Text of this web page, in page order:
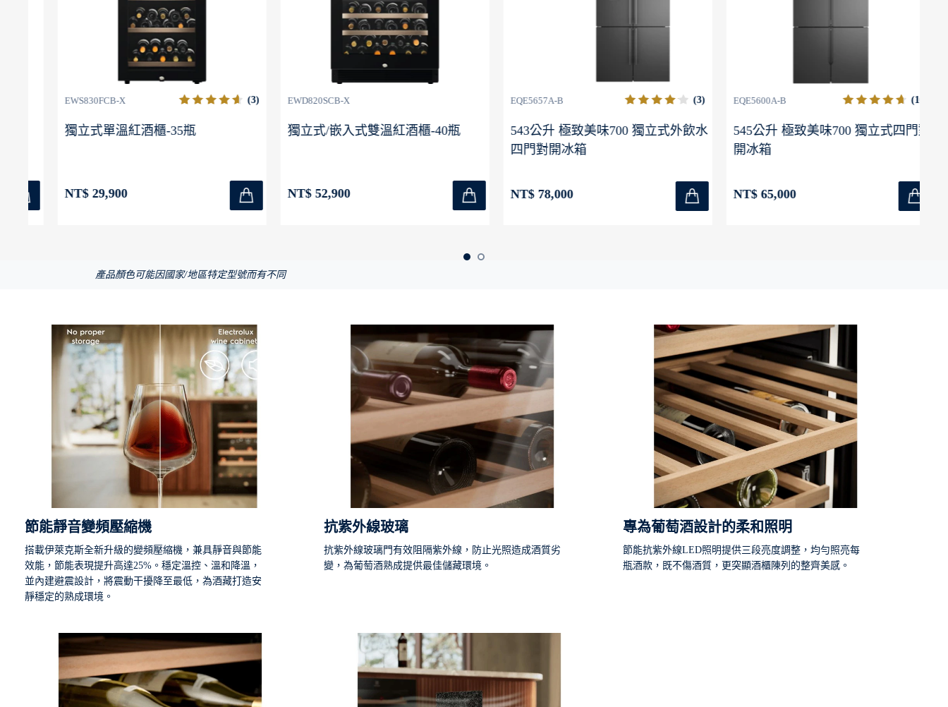
EWS830FCB-X (3)
獨立式單溫紅酒櫃-35瓶
NT$ 29,900
EWD820SCB-X
獨立式/嵌入式雙溫紅酒櫃-40瓶
NT$ 52,900
EQE5657A-B (3)
543公升 極致美味700 獨立式外飲水
四門對開冰箱
NT$ 78,000
EQE5600A-B (10)
545公升 極致美味700 獨立式四門對
開冰箱
NT$ 65,000
產品顏色可能因國家/地區特定型號而有不同
節能靜音變頻壓縮機
搭載伊萊克斯全新升級的變頻壓縮機，兼具靜音與節能
效能，節能表現提升高達25%。穩定溫控、溫和降溫，
並內建避震設計，將震動干擾降至最低，為酒藏打造安
靜穩定的熟成環境。
抗紫外線玻璃
抗紫外線玻璃門有效阻隔紫外線，防止光照造成酒質劣
變，為葡萄酒熟成提供最佳儲藏環境。
專為葡萄酒設計的柔和照明
節能抗紫外線LED照明提供三段亮度調整，均勻照亮每
瓶酒款，既不傷酒質，更突顯酒櫃陳列的整齊美感。